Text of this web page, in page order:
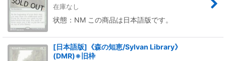
在庫なし
状態：NM この商品は日本語版です。
[日本語版]《森の知恵/Sylvan Library》
(DMR)※旧枠